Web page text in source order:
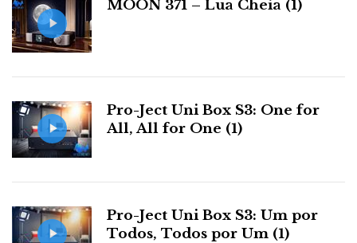
s MOON 371 – Lua Cheia (1)
Pro-Ject Uni Box S3: One for
All, All for One (1)
Pro-Ject Uni Box S3: Um por
Todos, Todos por Um (1)